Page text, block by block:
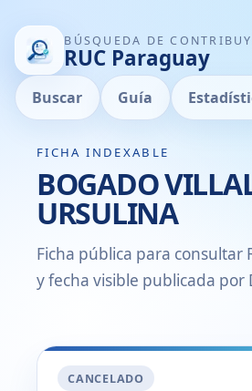
BÚSQUEDA DE
RUC Paraguay
Buscar Guía
FICHA INDEXABLE
BOGADO
URSULINA
Ficha pública para consultar
y fecha visible publicada por
CANCELADO